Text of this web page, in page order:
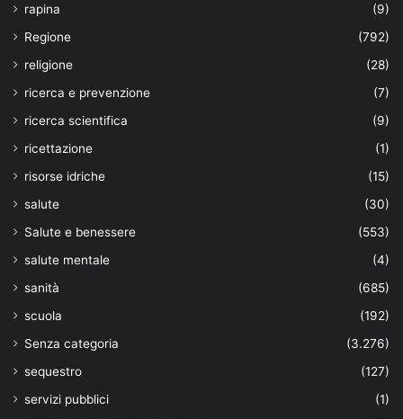
rapina
(9)
Regione
(792)
religione
(28)
ricerca e prevenzione
(7)
ricerca scientifica
(9)
ricettazione
(1)
risorse idriche
(15)
salute
(30)
Salute e benessere
(553)
salute mentale
(4)
sanità
(685)
scuola
(192)
Senza categoria
(3.276)
sequestro
(127)
servizi pubblici
(1)